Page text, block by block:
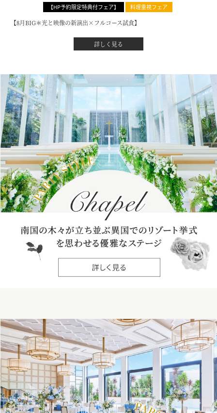
【HP予約限定特典付フェア】 料理重視フェア
【8月BIG＊光と映像の新演出×フルコース試食】
詳しく見る